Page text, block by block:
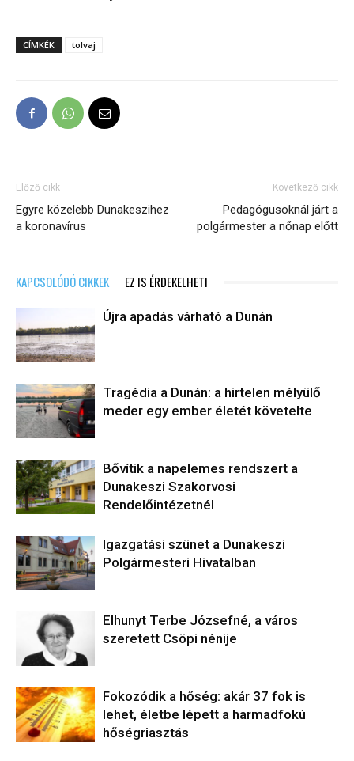
CÍMKÉK tolvaj
Előző cikk
Egyre közelebb Dunakeszihez
a koronavírus
Következő cikk
Pedagógusoknál járt a
polgármester a nőnap előtt
KAPCSOLÓDÓ CIKKEK EZ IS ÉRDEKELHETI
Újra apadás várható a Dunán
Tragédia a Dunán: a hirtelen mélyülő
meder egy ember életét követelte
Bővítik a napelemes rendszert a
Dunakeszi Szakorvosi
Rendelőintézetnél
Igazgatási szünet a Dunakeszi
Polgármesteri Hivatalban
Elhunyt Terbe Józsefné, a város
szeretett Csöpi nénije
Fokozódik a hőség: akár 37 fok is
lehet, életbe lépett a harmadfokú
hőségriasztás